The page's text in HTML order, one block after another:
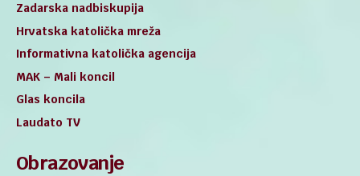
Zadarska nadbiskupija
Hrvatska katolička mreža
Informativna katolička agencija
MAK – Mali koncil
Glas koncila
Laudato TV
Obrazovanje